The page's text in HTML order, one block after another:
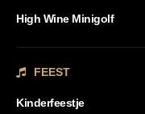
High Wine Minigolf
FEEST
Kinderfeestje